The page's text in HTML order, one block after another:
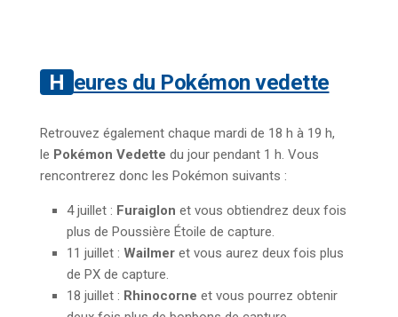
Heures du Pokémon vedette
Retrouvez également chaque mardi de 18 h à 19 h,
le Pokémon Vedette du jour pendant 1 h. Vous
rencontrerez donc les Pokémon suivants :
4 juillet : Furaiglon et vous obtiendrez deux fois
plus de Poussière Étoile de capture.
11 juillet : Wailmer et vous aurez deux fois plus
de PX de capture.
18 juillet : Rhinocorne et vous pourrez obtenir